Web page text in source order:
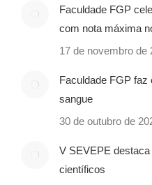
Faculdade FGP
com nota máxima
17 de novembro de
Faculdade FGP faz
sangue
30 de outubro de
V SEVEPE
científicos